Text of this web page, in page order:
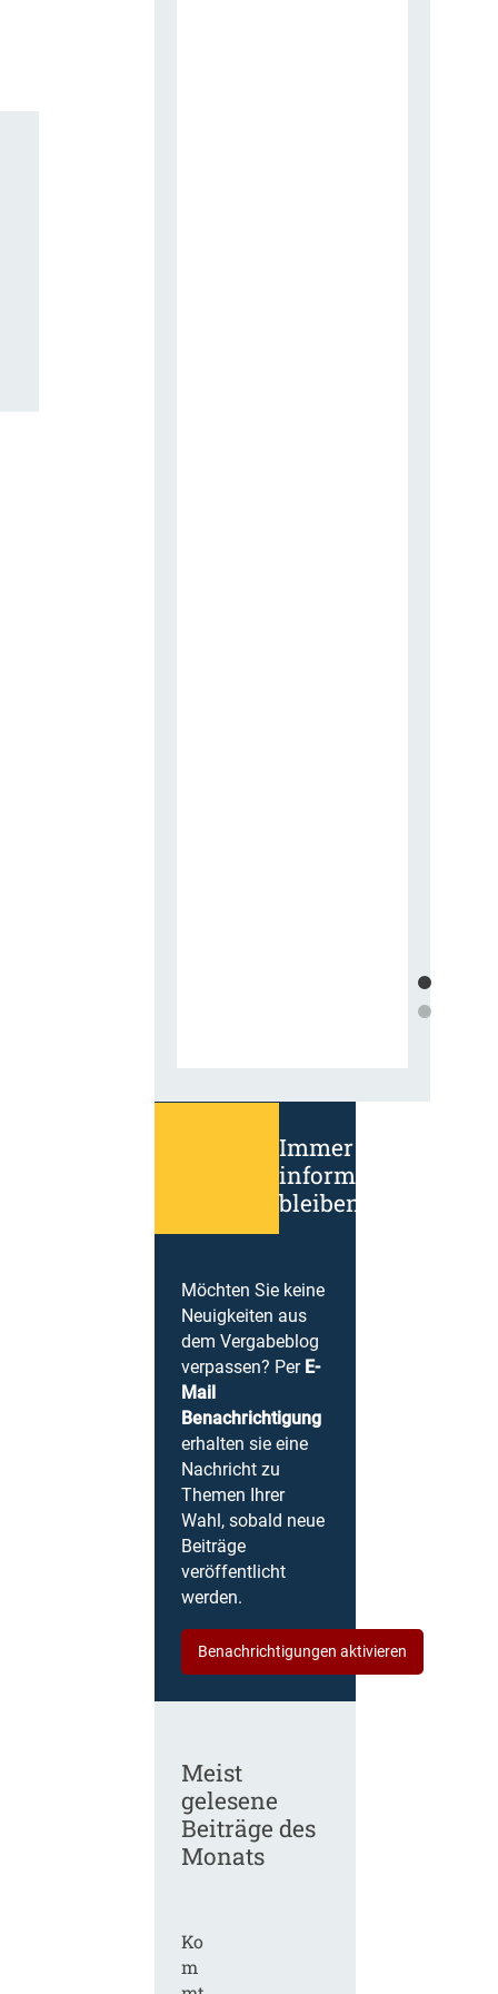
Immer
informiert
bleiben!
Möchten Sie keine
Neuigkeiten aus
dem Vergabeblog
verpassen? Per E-
Mail
Benachrichtigung
erhalten sie eine
Nachricht zu
Themen Ihrer
Wahl, sobald neue
Beiträge
veröffentlicht
werden.
Benachrichtigungen aktivieren
Meist
gelesene
Beiträge des
Monats
Ko
m